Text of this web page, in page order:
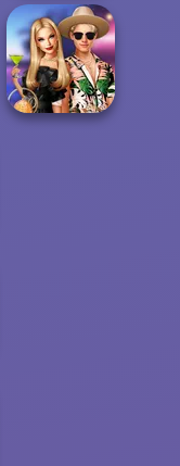
Back To School
Fashionistas